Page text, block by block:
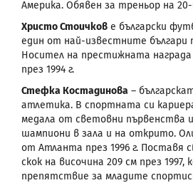
Америка. Обявен за треньор на 20-
Христо Стоичков е български
един от най-известните българи
Носител на престижната
през 1994 г.
Стефка Костадинова –
атлетика. В спортната си
медала от световни първенства
шампиони в зала и на открито.
от Атланта през 1996 г. Поставя
скок на височина 209 см през
препятствие за младите